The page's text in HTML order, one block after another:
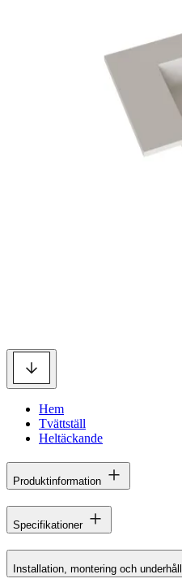
Hem
Tvättställ
Heltäckande
Produktinformation
Specifikationer
Installation, montering och underhåll